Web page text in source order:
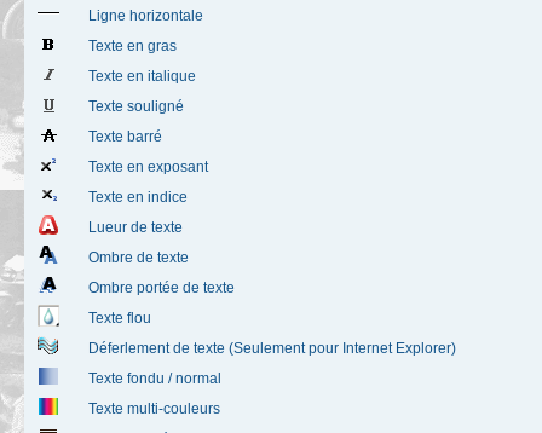
Ligne horizontale
Texte en gras
Texte en italique
Texte souligné
Texte barré
Texte en exposant
Texte en indice
Lueur de texte
Ombre de texte
Ombre portée de texte
Texte flou
Déferlement de texte (Seulement pour Internet Explorer)
Texte fondu / normal
Texte multi-couleurs